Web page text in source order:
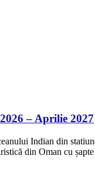
– Aprilie 2027
Indian din
din Oman cu